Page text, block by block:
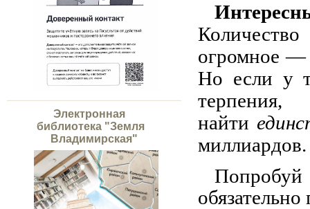
Электронная
библиотека "Земля
Владимирская"
огромное —
Но если у
найти
миллиардов.